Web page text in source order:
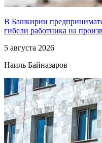
В Башкирии
гибели работника на
5 августа 2026
Наиль Байназаров